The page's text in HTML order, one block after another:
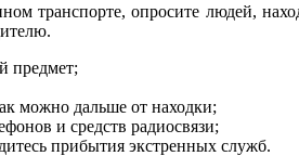
транспорте, опросите людей,
предмет;
можно дальше от находки;
и средств радиосвязи;
прибытия экстренных служб.